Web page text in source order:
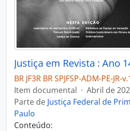
BR JF3R BR SPJFSP-ADM-PE-JR-
Item documental · Abril de
Parte de Justiça Federal de
Paulo
Conteúdo: